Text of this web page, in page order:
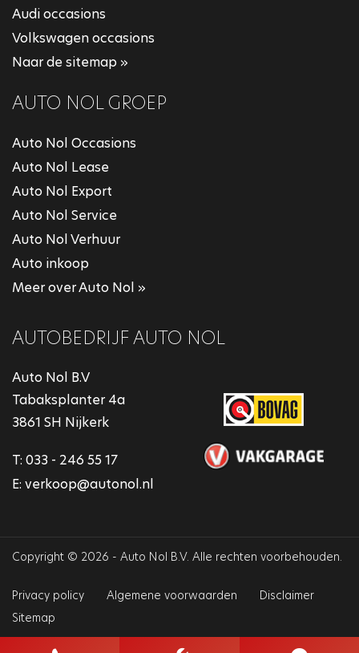
Audi occasions
Volkswagen occasions
Naar de sitemap »
AUTO NOL GROEP
Auto Nol Occasions
Auto Nol Lease
Auto Nol Export
Auto Nol Service
Auto Nol Verhuur
Auto inkoop
Meer over Auto Nol »
AUTOBEDRIJF AUTO NOL
Auto Nol B.V
Tabaksplanter 4a
3861 SH Nijkerk
T: 033 - 246 55 17
E: verkoop@autonol.nl
Copyright © 2026 - Auto Nol B.V. Alle rechten voorbehouden.
Privacy policy Algemene voorwaarden
Disclaimer
Sitemap